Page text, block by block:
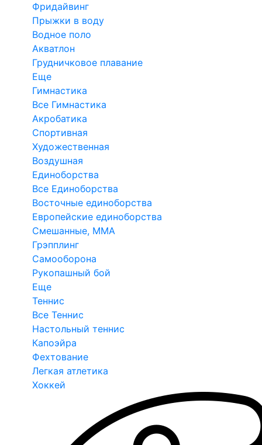
Фридайвинг
Прыжки в воду
Водное поло
Акватлон
Грудничковое плавание
Еще
Гимнастика
Все Гимнастика
Акробатика
Спортивная
Художественная
Воздушная
Единоборства
Все Единоборства
Восточные единоборства
Европейские единоборства
Смешанные, ММА
Грэпплинг
Самооборона
Рукопашный бой
Еще
Теннис
Все Теннис
Настольный теннис
Капоэйра
Фехтование
Легкая атлетика
Хоккей